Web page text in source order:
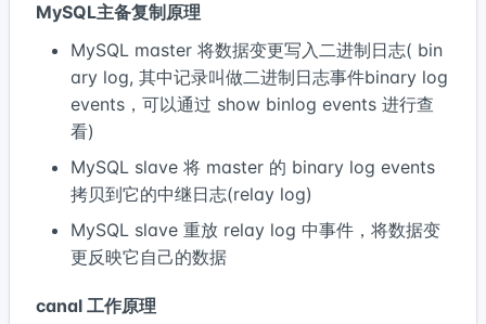
MySQL主备复制原理
MySQL master 将数据变更写入二进制日志( bin
ary log, 其中记录叫做二进制日志事件binary log
events，可以通过 show binlog events 进行查
看)
MySQL slave 将 master 的 binary log events
拷贝到它的中继日志(relay log)
MySQL slave 重放 relay log 中事件，将数据变
更反映它自己的数据
canal 工作原理